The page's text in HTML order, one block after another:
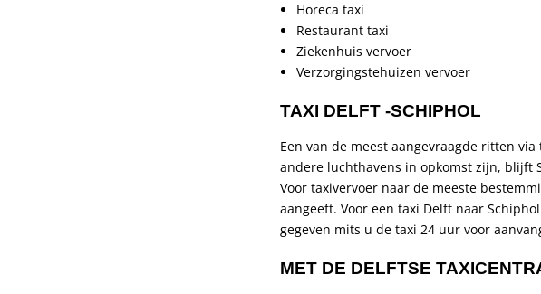
Horeca taxi
Restaurant taxi
Ziekenhuis vervoer
Verzorgingstehuizen vervoer
TAXI DELFT -SCHIPHOL
Een van de meest aangevraagde ritten
andere luchthavens in opkomst zijn, blijft
Voor taxivervoer naar de meeste
aangeeft. Voor een taxi Delft naar
gegeven mits u de taxi 24 uur voor
MET DE DELFTSE